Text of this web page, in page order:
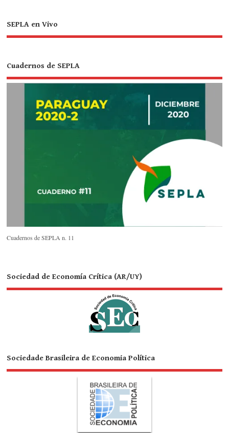
SEPLA en Vivo
Cuadernos de SEPLA
Cuadernos de SEPLA n. 11
Sociedad de Economía Crítica (AR/UY)
Sociedade Brasileira de Economia Política